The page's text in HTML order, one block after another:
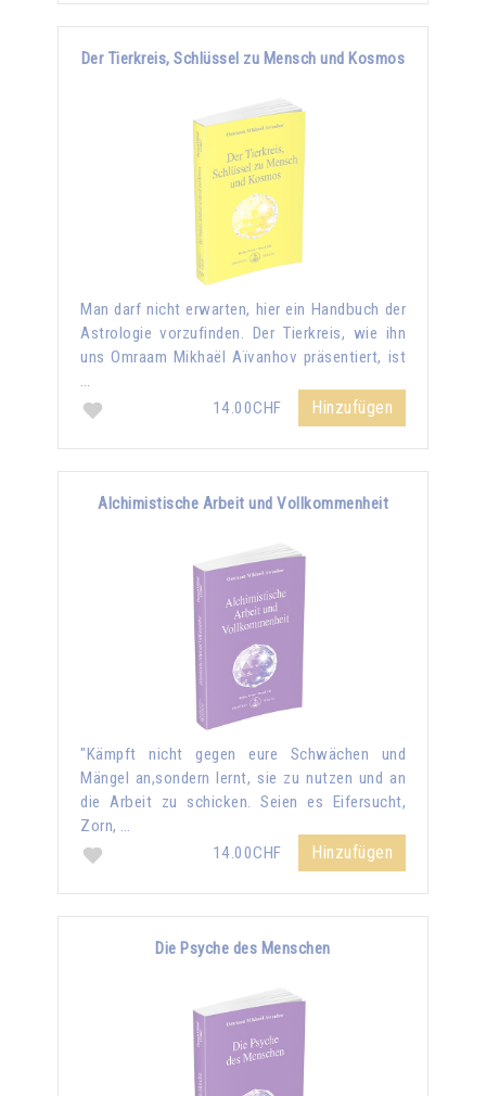
Der Tierkreis, Schlüssel zu Mensch und Kosmos
Man darf nicht erwarten, hier ein Handbuch der
Astrologie vorzufinden. Der Tierkreis, wie ihn
uns Omraam Mikhaël Aïvanhov präsentiert, ist
…
14.00CHF
Hinzufügen
Alchimistische Arbeit und Vollkommenheit
"Kämpft nicht gegen eure Schwächen und
Mängel an,sondern lernt, sie zu nutzen und an
die Arbeit zu schicken. Seien es Eifersucht,
Zorn, …
14.00CHF
Hinzufügen
Die Psyche des Menschen